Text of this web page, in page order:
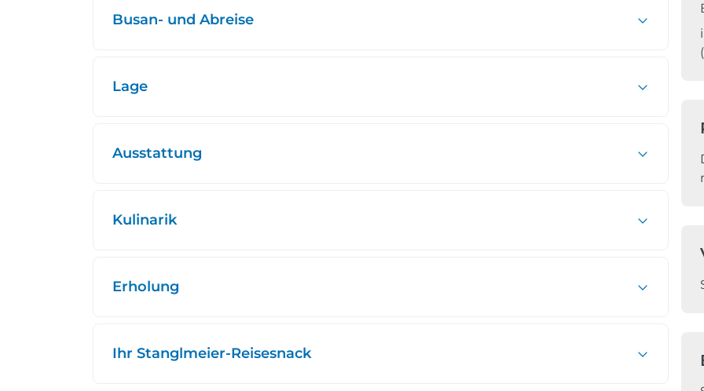
Busan- und Abreise
Lage
Ausstattung
Kulinarik
Erholung
Ihr Stanglmeier-Reisesnack